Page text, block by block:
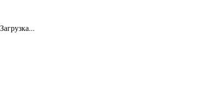
Загрузка...